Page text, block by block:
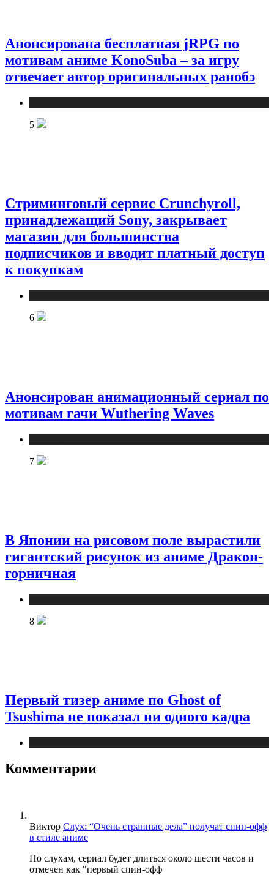
Анонсирована бесплатная jRPG по
мотивам аниме KonoSuba – за игру
отвечает автор оригинальных ранобэ
5
Стриминговый сервис Crunchyroll,
принадлежащий Sony, закрывает
магазин для большинства
подписчиков и вводит платный доступ
к покупкам
6
Анонсирован анимационный сериал по
мотивам гачи Wuthering Waves
7
В Японии на рисовом поле вырастили
гигантский рисунок из аниме Дракон-
горничная
8
Первый тизер аниме по Ghost of
Tsushima не показал ни одного кадра
Комментарии
Виктор Слух: “Очень странные дела” получат спин-офф
в стиле аниме
По слухам, сериал будет длиться около шести часов и
отмечен как "первый спин-офф